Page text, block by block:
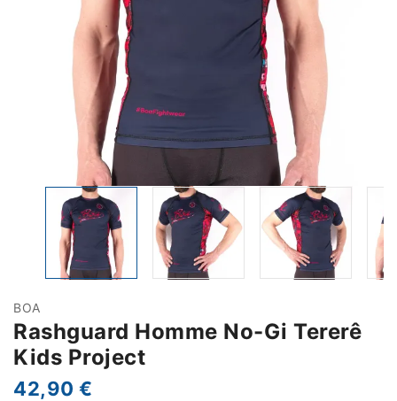
BOA
Rashguard Homme No-Gi Tererê
Kids Project
42,90 €